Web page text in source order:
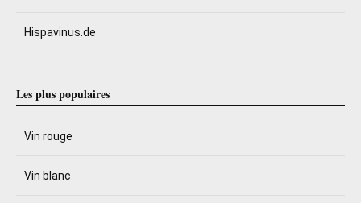
Hispavinus.de
Les plus populaires
Vin rouge
Vin blanc